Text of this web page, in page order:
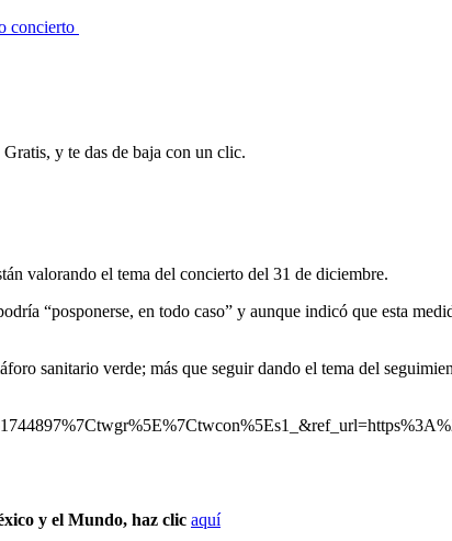
concierto
y te das de baja con un clic.
valorando el tema del concierto del 31 de diciembre.
“posponerse, en todo caso” y aunque indicó que esta
sanitario verde; más que seguir dando el tema del
y el Mundo, haz clic aquí